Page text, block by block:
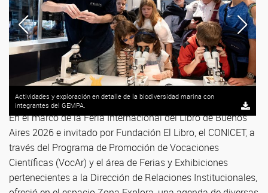
Actividades y exploración en detalle de la biodiversidad marina con
integrantes del GEMPA.
En el marco de la Feria Internacional del Libro de Buenos
Aires 2026 e invitado por Fundación El Libro, el CONICET, a
través del Programa de Promoción de Vocaciones
Científicas (VocAr) y el área de Ferias y Exhibiciones
pertenecientes a la Dirección de Relaciones Institucionales,